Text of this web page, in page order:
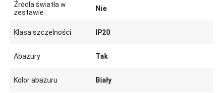
Źródła światła w
zestawie
Nie
Klasa szczelności IP20
Abażury Tak
Kolor abazuru Biały